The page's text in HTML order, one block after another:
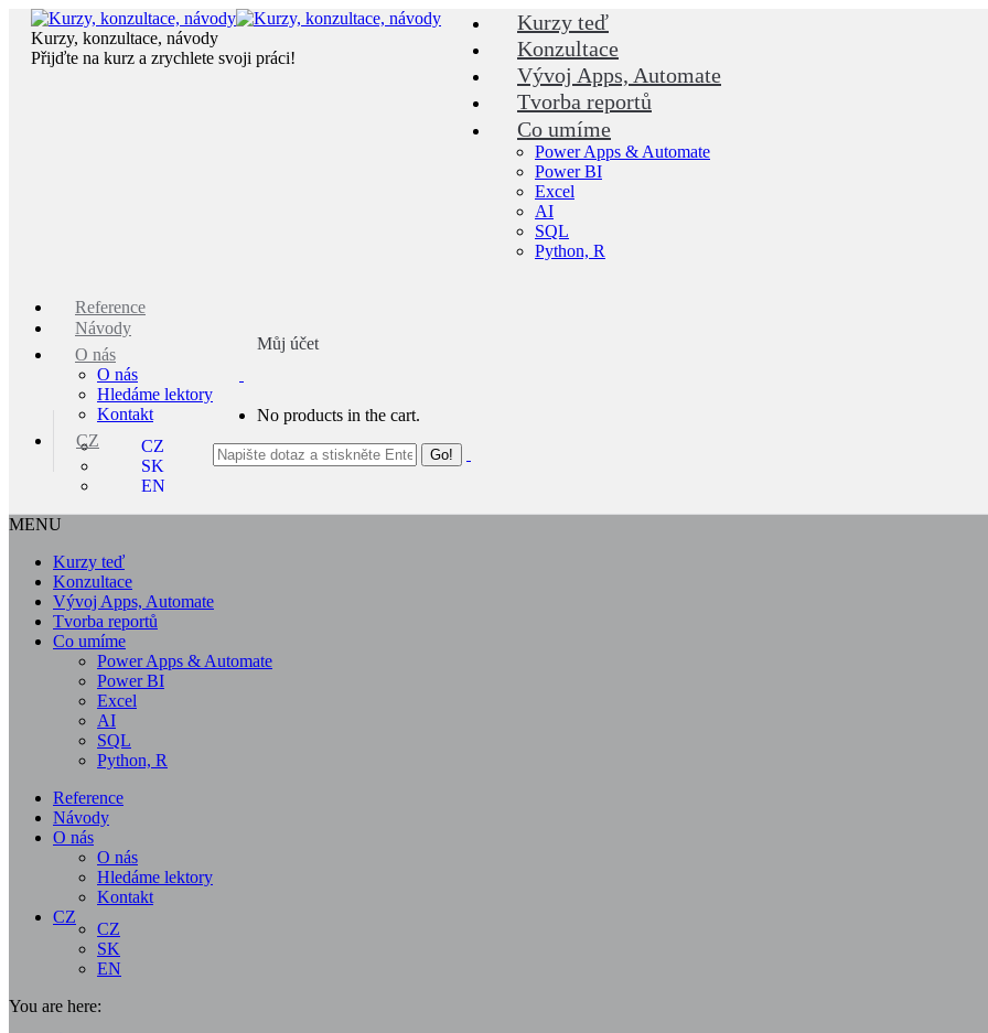
Skip
content
Kurzy, konzultace, návody
Přijďte na kurz a zrychlete svoji práci!
Kurzy teď
Konzultace
Vývoj Apps, Automate
Tvorba reportů
Co umíme
Power Apps & Automate
Power BI
Excel
AI
SQL
Python, R
Reference
Návody
O nás
O nás
Hledáme lektory
Kontakt
CZ
CZ
SK
EN
Můj účet
No products in the cart.
MENU
Kurzy teď
Konzultace
Vývoj Apps, Automate
Tvorba reportů
Co umíme
Power Apps & Automate
Power BI
Excel
AI
SQL
Python, R
Reference
Návody
O nás
O nás
Hledáme lektory
Kontakt
CZ
CZ
SK
EN
You are here: